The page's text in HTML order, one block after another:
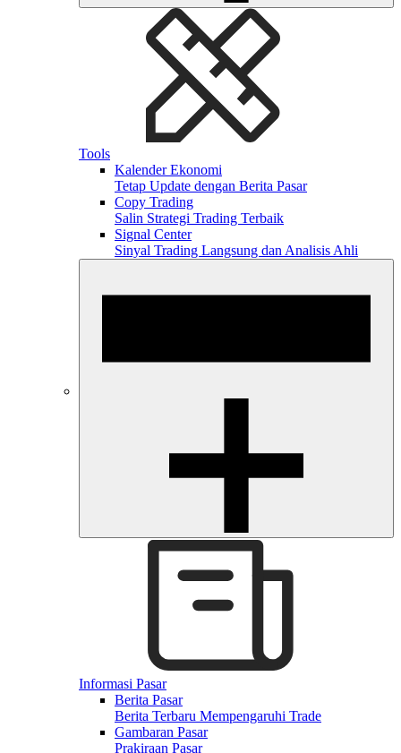
Tools
Kalender Ekonomi
Tetap Update dengan Berita Pasar
Copy Trading
Salin Strategi Trading Terbaik
Signal Center
Sinyal Trading Langsung dan Analisis Ahli
Informasi Pasar
Berita Pasar
Berita Terbaru Mempengaruhi Trade
Gambaran Pasar
Prakiraan Pasar